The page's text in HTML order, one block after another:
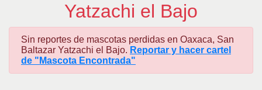
Yatzachi el Bajo
Sin reportes de mascotas perdidas en Oaxaca, San
Baltazar Yatzachi el Bajo. Reportar y hacer cartel
de "Mascota Encontrada"